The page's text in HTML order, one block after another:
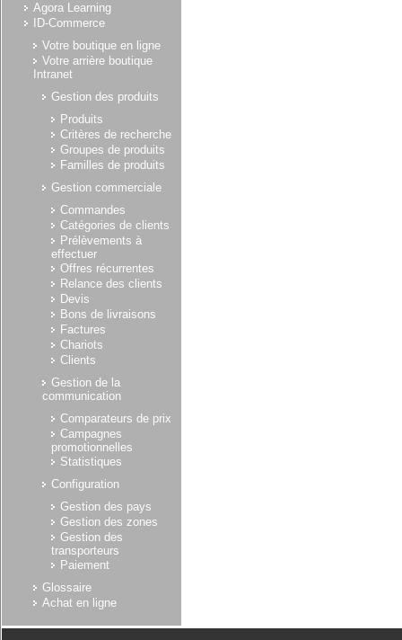
Agora Learning
ID-Commerce
Votre boutique en ligne
Votre arrière boutique
Intranet
Gestion des produits
Produits
Critères de recherche
Groupes de produits
Familles de produits
Gestion commerciale
Commandes
Catégories de clients
Prélèvements à
effectuer
Offres récurrentes
Relance des clients
Devis
Bons de livraisons
Factures
Chariots
Clients
Gestion de la
communication
Comparateurs de prix
Campagnes
promotionnelles
Statistiques
Configuration
Gestion des pays
Gestion des zones
Gestion des
transporteurs
Paiement
Glossaire
Achat en ligne